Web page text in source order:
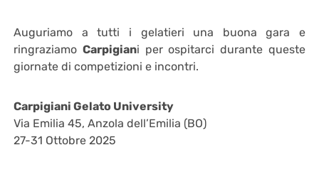
Auguriamo a tutti i gelatieri una buona gara e
ringraziamo Carpigiani per ospitarci durante queste
giornate di competizioni e incontri.
Carpigiani Gelato University
Via Emilia 45, Anzola dell’Emilia (BO)
27-31 Ottobre 2025